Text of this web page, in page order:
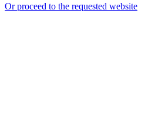
Or proceed to the requested website